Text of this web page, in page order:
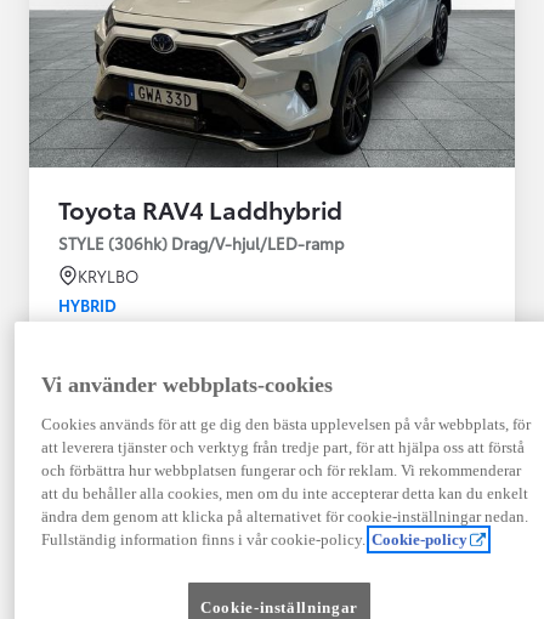
Toyota RAV4 Laddhybrid
STYLE (306hk) Drag/V-hjul/LED-ramp
KRYLBO
HYBRID
09-2023
Hybrid Bensin
Automat
Visa mer
409 900 kr
Från 4 920 kr/mån
Kontakta återförsäljare
Vi använder webbplats-cookies
Cookies används för att ge dig den bästa upplevelsen på vår webbplats, för
att leverera tjänster och verktyg från tredje part, för att hjälpa oss att förstå
och förbättra hur webbplatsen fungerar och för reklam. Vi rekommenderar
att du behåller alla cookies, men om du inte accepterar detta kan du enkelt
ändra dem genom att klicka på alternativet för cookie-inställningar nedan.
Fullständig information finns i vår cookie-policy. Cookie-policy
Cookie-inställningar